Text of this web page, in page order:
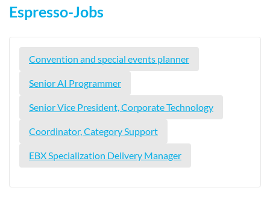
Espresso-Jobs
Convention and special events planner
Senior AI Programmer
Senior Vice President, Corporate Technology
Coordinator, Category Support
EBX Specialization Delivery Manager